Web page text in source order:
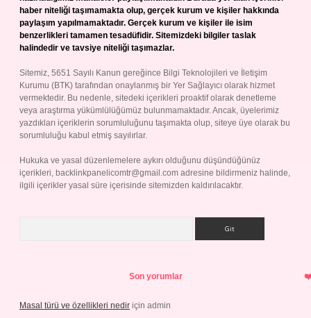
haber niteliği taşımamakta olup, gerçek kurum ve kişiler hakkında
paylaşım yapılmamaktadır. Gerçek kurum ve kişiler ile isim
benzerlikleri tamamen tesadüfidir. Sitemizdeki bilgiler taslak
halindedir ve tavsiye niteliği taşımazlar.
Sitemiz, 5651 Sayılı Kanun gereğince Bilgi Teknolojileri ve İletişim
Kurumu (BTK) tarafından onaylanmış bir Yer Sağlayıcı olarak hizmet
vermektedir. Bu nedenle, sitedeki içerikleri proaktif olarak denetleme
veya araştırma yükümlülüğümüz bulunmamaktadır. Ancak, üyelerimiz
yazdıkları içeriklerin sorumluluğunu taşımakta olup, siteye üye olarak bu
sorumluluğu kabul etmiş sayılırlar.
Hukuka ve yasal düzenlemelere aykırı olduğunu düşündüğünüz
içerikleri, backlinkpanelicomtr@gmail.com adresine bildirmeniz halinde,
ilgili içerikler yasal süre içerisinde sitemizden kaldırılacaktır.
Son yorumlar
Masal türü ve özellikleri nedir için admin